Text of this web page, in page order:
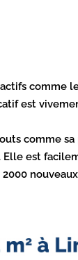
comme
est
comme
est